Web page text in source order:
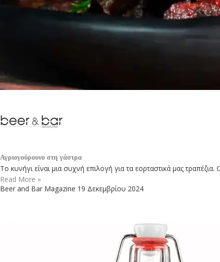
Αγριογούρουνο στη γάστρα
Το κυνήγι είναι μια συχνή επιλογή για τα εορταστικά μας
Read More »
Beer and Bar Magazine 19 Δεκεμβρίου 2024